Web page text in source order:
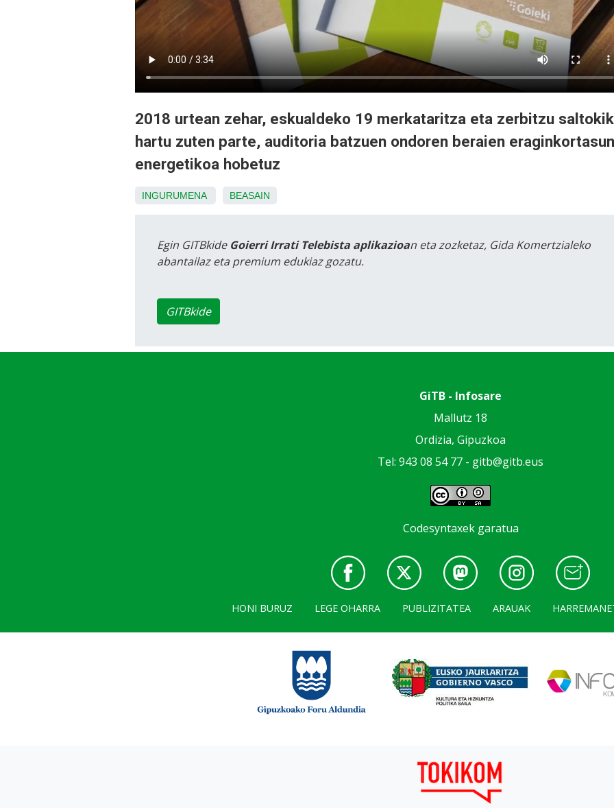
2018 urtean zehar, eskualdeko 19 merkataritza eta zerbitzu saltokik
hartu zuten parte, auditoria batzuen ondoren beraien eraginkortasun
energetikoa hobetuz
INGURUMENA BEASAIN
Egin GITBkide Goierri Irrati Telebista aplikazioan eta zozketaz, Gida Komertzialeko
abantailaz eta premium edukiaz gozatu.
GITBkide
GiTB - Infosare
Mallutz 18
Ordizia, Gipuzkoa
Tel: 943 08 54 77 - gitb@gitb.eus
Codesyntaxek garatua
HONI BURUZ LEGE OHARRA PUBLIZITATEA ARAUAK